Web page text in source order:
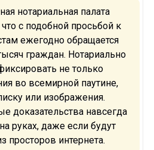
нотариальная палата
с подобной просьбой к
ежегодно обращается
граждан. Нотариально
не только
во всемирной паутине,
или изображения.
доказательства навсегда
руках, даже если будут
просторов интернета.